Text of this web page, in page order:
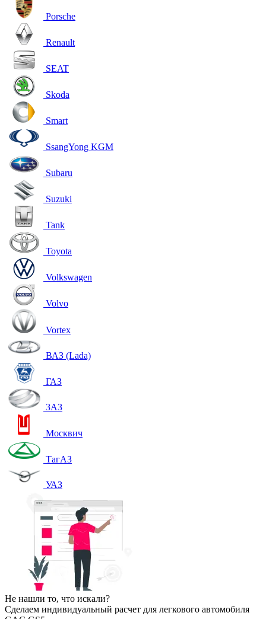
Porsche
Renault
SEAT
Skoda
Smart
SsangYong KGM
Subaru
Suzuki
Tank
Toyota
Volkswagen
Volvo
Vortex
ВАЗ (Lada)
ГАЗ
ЗАЗ
Москвич
ТагАЗ
УАЗ
Не нашли то, что искали?
Сделаем индивидуальный расчет для легкового автомобиля